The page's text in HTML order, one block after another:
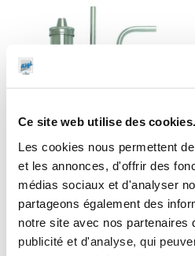
Ce site web utilise des cookies.
Les cookies nous permettent
et les annonces, d'offrir des
médias sociaux et d'analyser
partageons également des
notre site avec nos partenaires
publicité et d'analyse, qui
Seringue 500